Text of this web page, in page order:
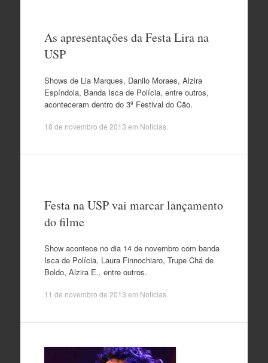
As apresentações da Festa Lira na
USP
Shows de Lia Marques, Danilo Moraes, Alzira
Espíndola, Banda Isca de Polícia, entre outros,
aconteceram dentro do 3º Festival do Cão.
18 de novembro de 2013 em Notícias.
Festa na USP vai marcar lançamento
do filme
Show acontece no dia 14 de novembro com banda
Isca de Polícia, Laura Finnochiaro, Trupe Chá de
Boldo, Alzira E., entre outros.
11 de novembro de 2013 em Notícias.